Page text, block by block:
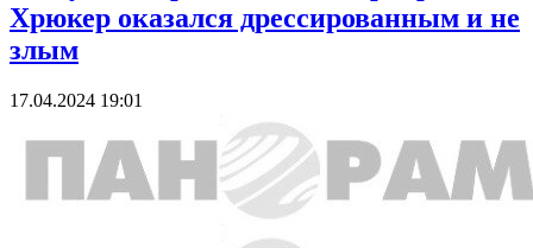
Хрюкер оказался дрессированным и не
злым
17.04.2024 19:01